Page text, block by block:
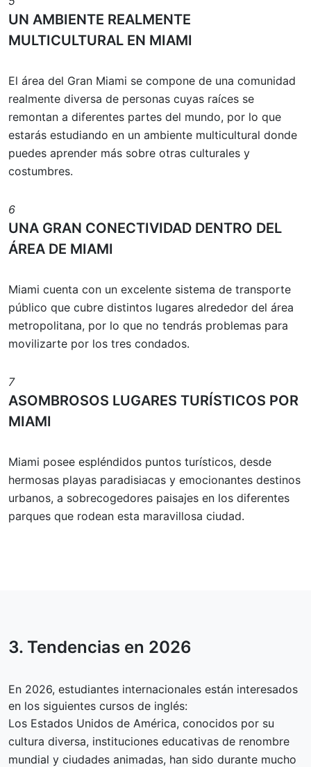
UN AMBIENTE REALMENTE
MULTICULTURAL EN MIAMI
El área del Gran Miami se compone de una comunidad
realmente diversa de personas cuyas raíces se
remontan a diferentes partes del mundo, por lo que
estarás estudiando en un ambiente multicultural donde
puedes aprender más sobre otras culturales y
costumbres.
6
UNA GRAN CONECTIVIDAD DENTRO DEL
ÁREA DE MIAMI
Miami cuenta con un excelente sistema de transporte
público que cubre distintos lugares alrededor del área
metropolitana, por lo que no tendrás problemas para
movilizarte por los tres condados.
7
ASOMBROSOS LUGARES TURÍSTICOS POR
MIAMI
Miami posee espléndidos puntos turísticos, desde
hermosas playas paradisiacas y emocionantes destinos
urbanos, a sobrecogedores paisajes en los diferentes
parques que rodean esta maravillosa ciudad.
3. Tendencias en 2026
En 2026, estudiantes internacionales están interesados
en los siguientes cursos de inglés:
Los Estados Unidos de América, conocidos por su
cultura diversa, instituciones educativas de renombre
mundial y ciudades animadas, han sido durante mucho